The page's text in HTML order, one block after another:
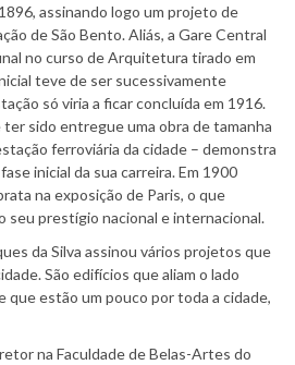
assinando logo um projeto de
de São Bento. Aliás, a Gare Central
no curso de Arquitetura tirado em
teve de ser sucessivamente
só viria a ficar concluída em 1916.
sido entregue uma obra de tamanha
ferroviária da cidade – demonstra
inicial da sua carreira. Em 1900
na exposição de Paris, o que
seu prestígio nacional e internacional.
da Silva assinou vários projetos que
São edifícios que aliam o lado
que estão um pouco por toda a cidade,
na Faculdade de Belas-Artes do